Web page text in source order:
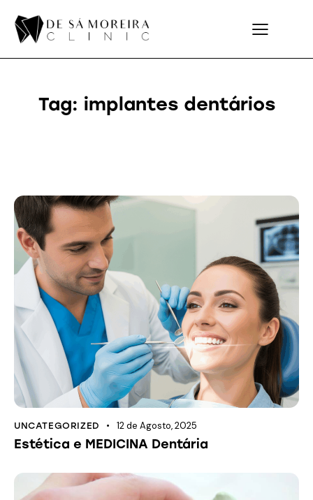
Tag: implantes dentários
UNCATEGORIZED 12 de Agosto, 2025
Estética e MEDICINA Dentária